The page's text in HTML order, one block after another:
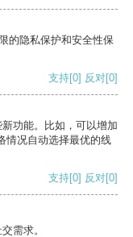
的隐私保护和安全性保
支持[0] 反对[0]
功能。比如，可以增加
情况自动选择最优的线
支持[0] 反对[0]
需求。